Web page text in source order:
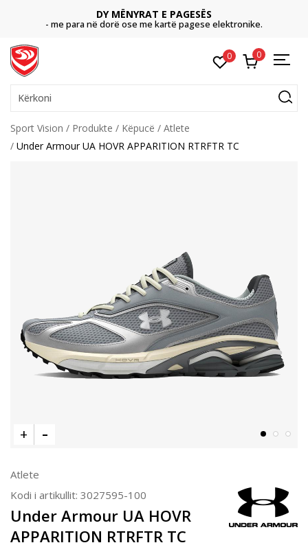
DY MËNYRAT E PAGESËS
- me para në dorë ose me kartë pagese elektronike.
0 0
Kërkoni
Sport Vision Produkte Këpucë
Atlete
Under Armour UA HOVR APPARITION RTRFTR TC
Atlete
Kodi i artikullit: 3027595-100
Under Armour UA HOVR
APPARITION RTRFTR TC